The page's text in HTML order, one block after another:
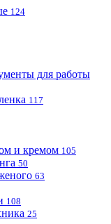
124
для работы
117
и кремом 105
50
63
108
25